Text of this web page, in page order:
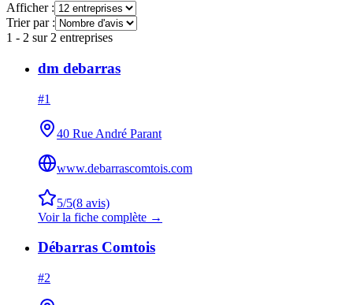
Afficher :
Trier par :
1 - 2 sur 2 entreprises
dm debarras
#1
40 Rue André Parant
www.debarrascomtois.com
5/5(8 avis)
Voir la fiche complète →
Débarras Comtois
#2